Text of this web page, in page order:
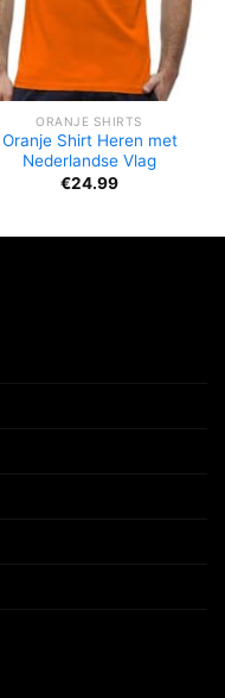
ORANJE SHIRTS
Oranje Shirt Heren met
Nederlandse Vlag
€24.99